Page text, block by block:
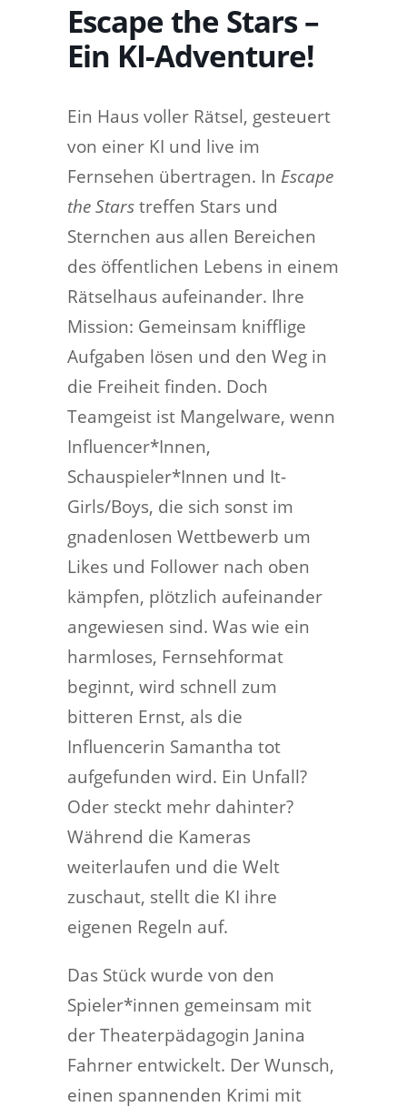
Escape the Stars –
Ein KI-Adventure!
Ein Haus voller Rätsel, gesteuert
von einer KI und live im
Fernsehen übertragen. In Escape
the Stars treffen Stars und
Sternchen aus allen Bereichen
des öffentlichen Lebens in einem
Rätselhaus aufeinander. Ihre
Mission: Gemeinsam knifflige
Aufgaben lösen und den Weg in
die Freiheit finden. Doch
Teamgeist ist Mangelware, wenn
Influencer*Innen,
Schauspieler*Innen und It-
Girls/Boys, die sich sonst im
gnadenlosen Wettbewerb um
Likes und Follower nach oben
kämpfen, plötzlich aufeinander
angewiesen sind. Was wie ein
harmloses, Fernsehformat
beginnt, wird schnell zum
bitteren Ernst, als die
Influencerin Samantha tot
aufgefunden wird. Ein Unfall?
Oder steckt mehr dahinter?
Während die Kameras
weiterlaufen und die Welt
zuschaut, stellt die KI ihre
eigenen Regeln auf.
Das Stück wurde von den
Spieler*innen gemeinsam mit
der Theaterpädagogin Janina
Fahrner entwickelt. Der Wunsch,
einen spannenden Krimi mit